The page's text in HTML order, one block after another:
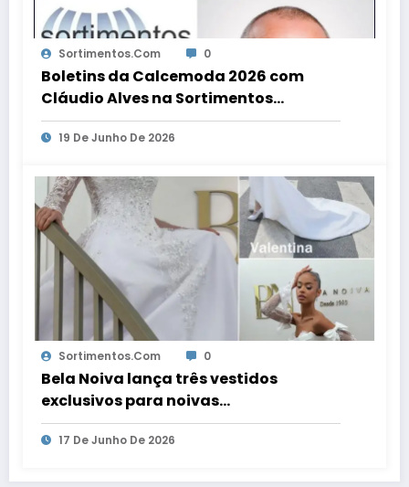
Sortimentos.com 0
Boletins da Calcemoda 2026 com
Cláudio Alves na Sortimentos
WebRadio
19 De Junho De 2026
Sortimentos.com 0
Bela Noiva lança três vestidos
exclusivos para noivas
contemporâneas
17 De Junho De 2026